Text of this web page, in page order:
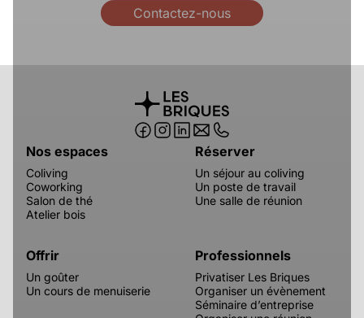
Contactez-nous
Nos espaces
Coliving
Coworking
Salon de thé
Atelier bois
Réserver
Un séjour au coliving
Un poste de travail
Une salle de réunion
Offrir
Un goûter
Un cours de menuiserie
Professionnels
Privatiser Les Briques
Organiser un évènement
Séminaire d’entreprise